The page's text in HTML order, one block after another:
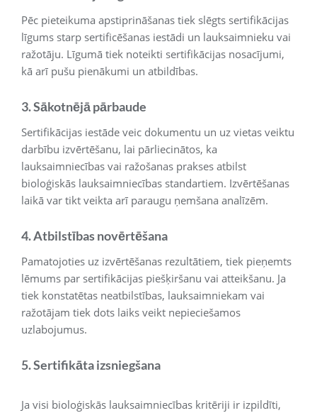
Pēc pieteikuma apstiprināšanas tiek slēgts sertifikācijas
līgums starp sertificēšanas iestādi un lauksaimnieku vai
ražotāju. Līgumā tiek noteikti sertifikācijas nosacījumi,
kā arī pušu pienākumi un atbildības.
3. Sākotnējā pārbaude
Sertifikācijas iestāde veic dokumentu un uz vietas veiktu
darbību izvērtēšanu, lai pārliecinātos, ka
lauksaimniecības vai ražošanas prakses atbilst
bioloģiskās lauksaimniecības standartiem. Izvērtēšanas
laikā var tikt veikta arī paraugu ņemšana analīzēm.
4. Atbilstības novērtēšana
Pamatojoties uz izvērtēšanas rezultātiem, tiek pieņemts
lēmums par sertifikācijas piešķiršanu vai atteikšanu. Ja
tiek konstatētas neatbilstības, lauksaimniekam vai
ražotājam tiek dots laiks veikt nepieciešamos
uzlabojumus.
5. Sertifikāta izsniegšana
Ja visi bioloģiskās lauksaimniecības kritēriji ir izpildīti,